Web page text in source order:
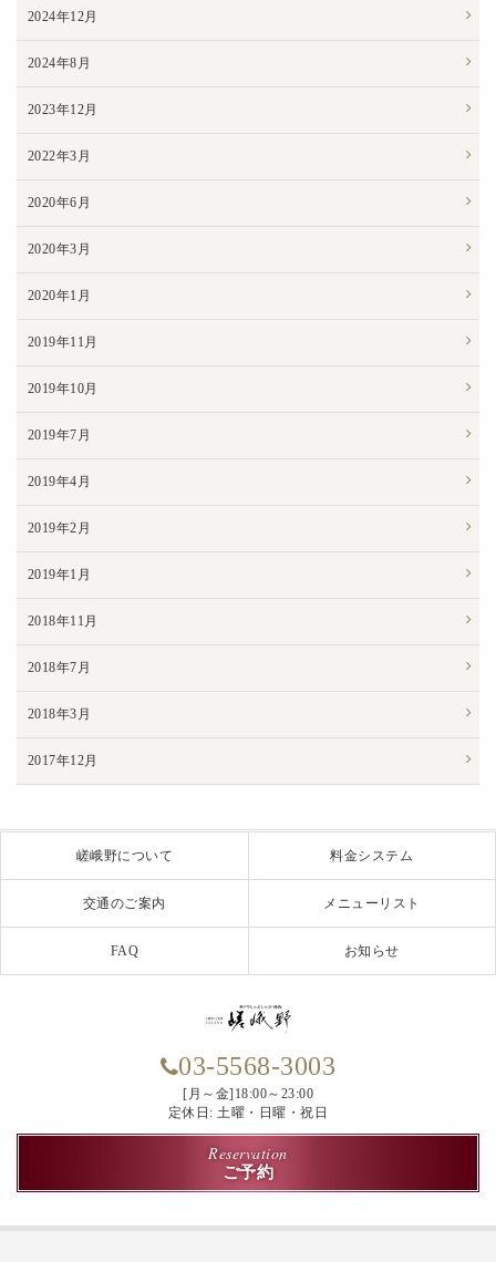
2024年12月
2024年8月
2023年12月
2022年3月
2020年6月
2020年3月
2020年1月
2019年11月
2019年10月
2019年7月
2019年4月
2019年2月
2019年1月
2018年11月
2018年7月
2018年3月
2017年12月
嵯峨野について 料金システム
交通のご案内 メニューリスト
FAQ お知らせ
03-5568-3003
[月～金]18:00～23:00
定休日: 土曜・日曜・祝日
Reservation
ご予約